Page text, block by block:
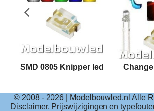
SMD 0805 Knipper led
© 2008 - 2026| Modelbouwled.nl Alle
Disclaimer, Prijswijzigingen en